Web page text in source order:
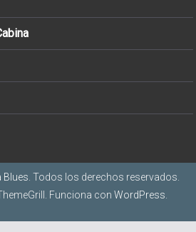
Blues. Todos los derechos reservados.
Funciona con WordPress.